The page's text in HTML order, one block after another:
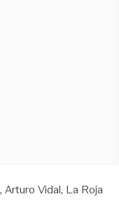
Arturo Vidal La Roja